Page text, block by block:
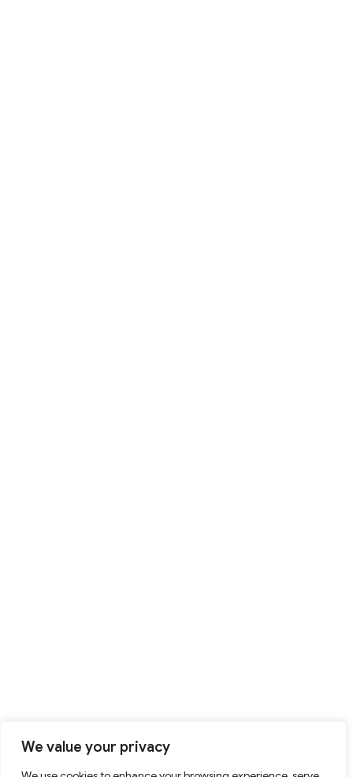
We value your privacy